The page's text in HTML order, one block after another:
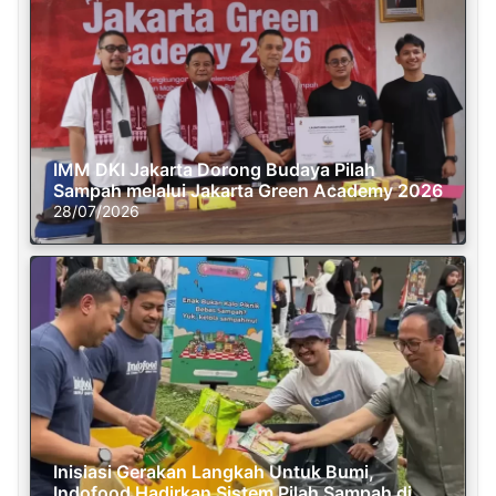
IMM DKI Jakarta Dorong Budaya Pilah
Sampah melalui Jakarta Green Academy 2026
28/07/2026
Inisiasi Gerakan Langkah Untuk Bumi,